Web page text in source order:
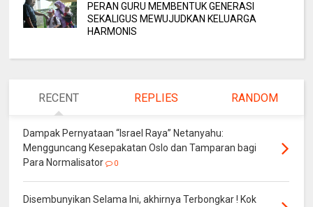
PERAN GURU MEMBENTUK GENERASI
SEKALIGUS MEWUJUDKAN KELUARGA
HARMONIS
RECENT REPLIES RANDOM
Dampak Pernyataan “Israel Raya” Netanyahu:
Mengguncang Kesepakatan Oslo dan Tamparan bagi
Para Normalisator
0
Disembunyikan Selama Ini, akhirnya Terbongkar ! Kok